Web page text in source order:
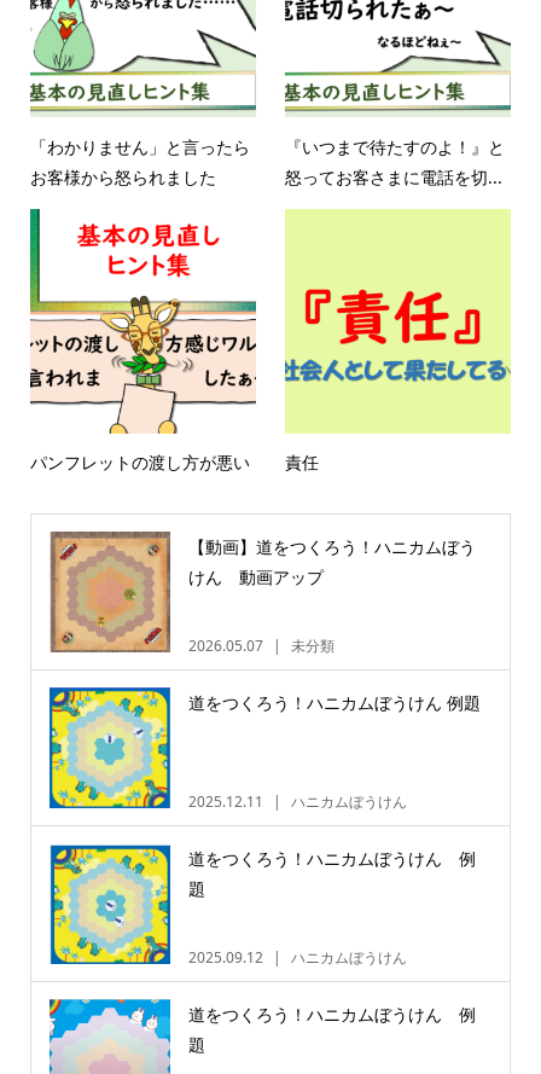
「わかりません」と言ったら
お客様から怒られました
『いつまで待たすのよ！』と
怒ってお客さまに電話を切...
パンフレットの渡し方が悪い 責任
【動画】道をつくろう！ハニカムぼう
けん 動画アップ
2026.05.07 未分類
道をつくろう！ハニカムぼうけん 例題
2025.12.11 ハニカムぼうけん
道をつくろう！ハニカムぼうけん 例
題
2025.09.12 ハニカムぼうけん
道をつくろう！ハニカムぼうけん 例
題